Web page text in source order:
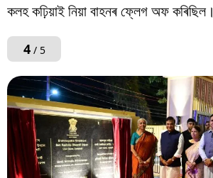
কলহ কঢ়িয়াই নিয়া বাহনৰ ফ্লেগ অফ কৰিছিল।
4/ 5